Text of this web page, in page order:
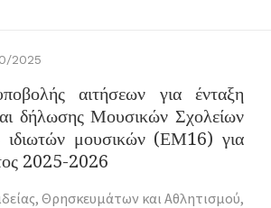
2025
αιτήσεων για ένταξη
δήλωσης Μουσικών Σχολείων
ιδιωτών μουσικών (ΕΜ16) για
2025-2026
Θρησκευμάτων και Αθλητισμού,